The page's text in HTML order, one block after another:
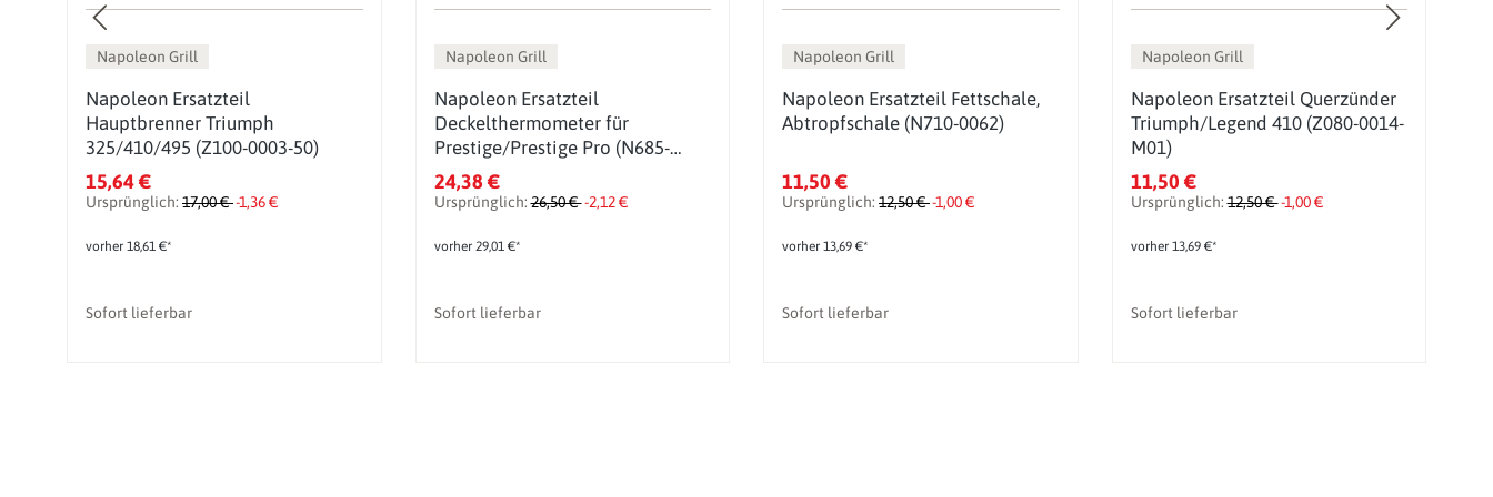
Napoleon Grill
Napoleon Ersatzteil
Hauptbrenner Triumph
325/410/495 (Z100-0003-50)
15,64 €
Ursprünglich: 17,00 €-1,36 €
vorher 18,61 €*
Sofort lieferbar
Napoleon Grill
Napoleon Ersatzteil
Deckelthermometer für
Prestige/Prestige Pro (N685-
0004)
24,38 €
Ursprünglich:26,50 €-2,12 €
vorher 29,01 €*
Sofort lieferbar
Napoleon Grill
Napoleon Ersatzteil Fettschale,
Abtropfschale (N710-0062)
11,50 €
Ursprünglich: 12,50 €-1,00 €
vorher 13,69 €*
Sofort lieferbar
Napoleon Grill
Napoleon Ersatzteil Querzünder
Triumph/Legend 410 (Z080-0014-
M01)
11,50 €
Ursprünglich:12,50 €-1,00 €
vorher 13,69 €*
Sofort lieferbar